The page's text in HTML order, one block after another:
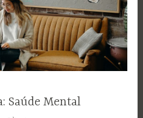
Saúde Mental